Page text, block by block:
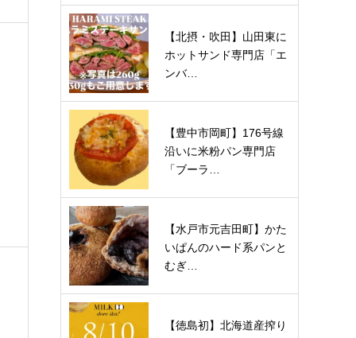
【北摂・吹田】山田東に
ホットサンド専門店「エ
ンバ…
【豊中市岡町】176号線
沿いに米粉パン専門店
「ブーラ…
【水戸市元吉田町】かた
いぱんのハード系パンと
むぎ…
【徳島初】北海道産搾り